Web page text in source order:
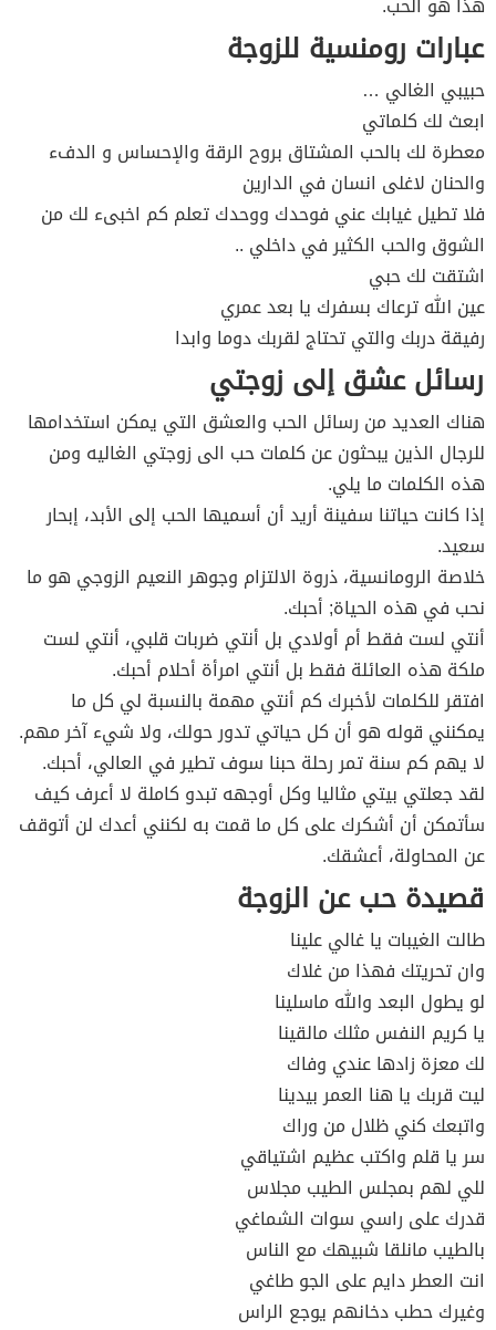
عبارات رومنسية للزوجة
حبيبي الغالي …
ابعث لك كلماتي
معطرة لك بالحب المشتاق بروح الرقة والإحساس و الدفء
والحنان لاغلى انسان في الدارين
فلا تطيل غيابك عني فوحدك ووحدك تعلم كم اخبىء لك من
الشوق والحب الكثير في داخلي ..
اشتقت لك حبي
عين الله ترعاك بسفرك يا بعد عمري
رفيقة دربك والتي تحتاج لقربك دوما وابدا
رسائل عشق إلى زوجتي
هناك العديد من رسائل الحب والعشق التي يمكن استخدامها
للرجال الذين يبحثون عن كلمات حب الى زوجتي الغاليه ومن
هذه الكلمات ما يلي.
إذا كانت حياتنا سفينة أريد أن أسميها الحب إلى الأبد، إبحار
سعيد.
خلاصة الرومانسية، ذروة الالتزام وجوهر النعيم الزوجي هو ما
نحب في هذه الحياة; أحبك.
أنتي لست فقط أم أولادي بل أنتي ضربات قلبي، أنتي لست
ملكة هذه العائلة فقط بل أنتي امرأة أحلام أحبك.
افتقر للكلمات لأخبرك كم أنتي مهمة بالنسبة لي كل ما
يمكنني قوله هو أن كل حياتي تدور حولك، ولا شيء آخر مهم.
لا يهم كم سنة تمر رحلة حبنا سوف تطير في العالي، أحبك.
لقد جعلتي بيتي مثاليا وكل أوجهه تبدو كاملة لا أعرف كيف
سأتمكن أن أشكرك على كل ما قمت به لكنني أعدك لن أتوقف
عن المحاولة، أعشقك.
قصيدة حب عن الزوجة
طالت الغيبات يا غالي علينا
وان تحريتك فهذا من غلاك
لو يطول البعد والله ماسلينا
يا كريم النفس مثلك مالقينا
لك معزة زادها عندي وفاك
ليت قربك يا هنا العمر بيدينا
واتبعك كني ظلال من وراك
سر يا قلم واكتب عظيم اشتياقي
للي لهم بمجلس الطيب مجلاس
قدرك على راسي سوات الشماغي
بالطيب مانلقا شبيهك مع الناس
انت العطر دايم على الجو طاغي
وغيرك حطب دخانهم يوجع الراس